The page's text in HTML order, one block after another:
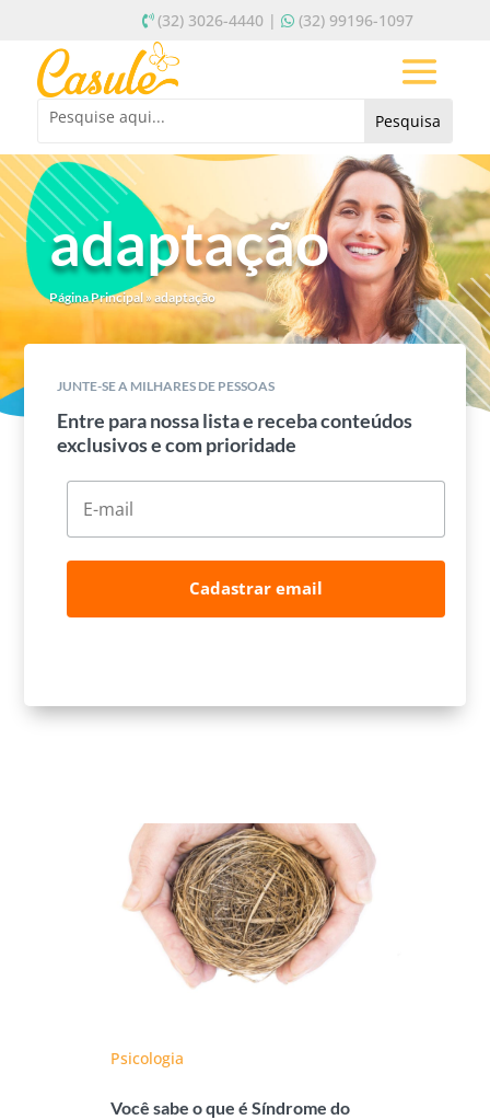
(32) 3026-4440 | (32) 99196-1097
adaptação
Página Principal» adaptação
JUNTE-SE A MILHARES DE PESSOAS
Entre para nossa lista e receba conteúdos
exclusivos e com prioridade
Cadastrar email
Psicologia
Você sabe o que é Síndrome do